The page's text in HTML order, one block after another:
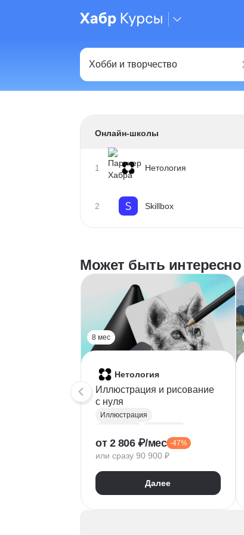
Онлайн-школы
1 Нетология
2 Skillbox
Может быть интересно
8 мес
Нетология
Иллюстрация и рисование
с нуля
Иллюстрация
Adobe Illustrator
Скетчинг
Cinema 4D
Основы рисунка
от 2 806 ₽/мес -47%
или сразу 90 900 ₽
Далее